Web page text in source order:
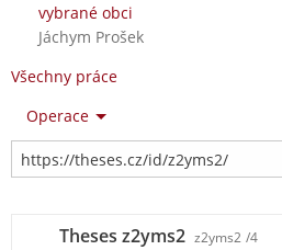
vybrané obci
Jáchym Prošek
Všechny práce
Operace
Theses z2yms2 z2yms2 /4